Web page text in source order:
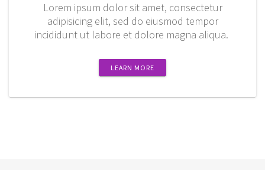
Lorem ipsum dolor sit amet, consectetur
adipisicing elit, sed do eiusmod tempor
incididunt ut labore et dolore magna aliqua.
LEARN MORE